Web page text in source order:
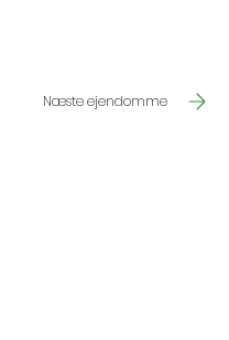
Næste ejendomme